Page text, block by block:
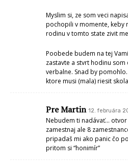
Myslim si, ze som veci
pochopili v momente, keby
rodinu v tomto state zivit
Poobede budem na tej
zastavte a stvrt hodinu
verbalne. Snad by
ktore musi (mala) riesit
Pre Martin 12. februára
Nebudem ti nadávať…
zamestnaj ale 8
pripadaš mi ako panic čo
pritom si “honimír”